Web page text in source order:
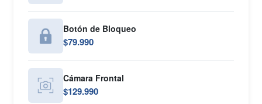
Botón de Bloqueo
$79.990
Cámara Frontal
$129.990